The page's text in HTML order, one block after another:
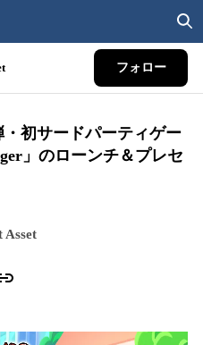
フォロー
初サードパーティゲー
」のローンチ＆プレセ
Asset